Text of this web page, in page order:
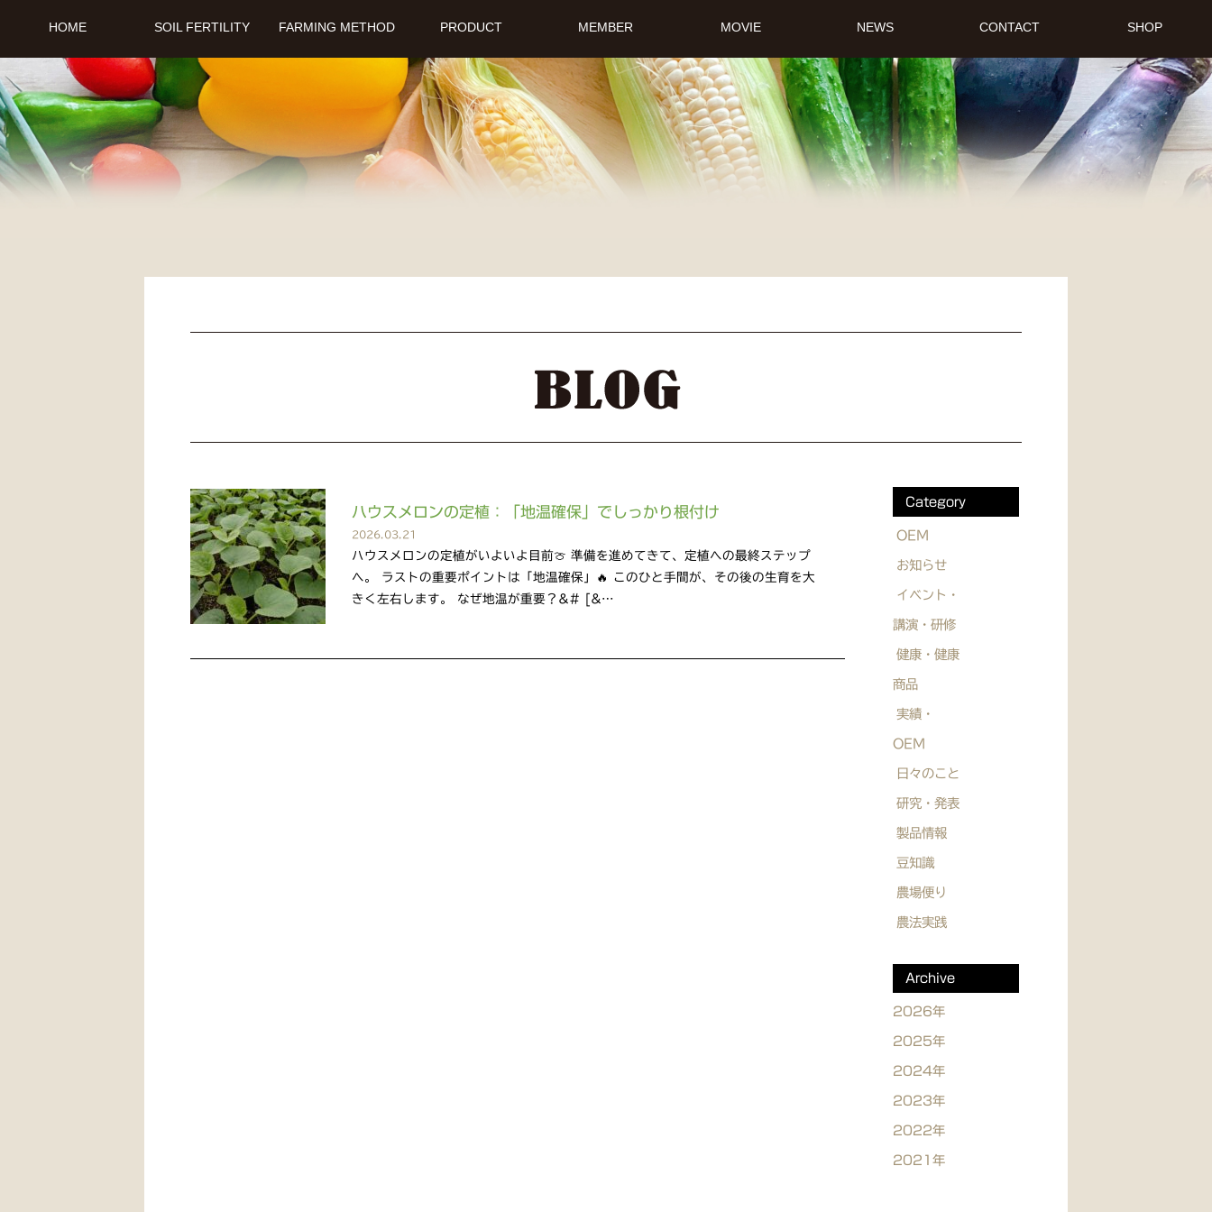
HOME SOIL FERTILITY FARMING METHOD PRODUCT MEMBER MOVIE NEWS CONTACT SHOP
ハウスメロンの定植：「地温確保」でしっかり根付け
2026.03.21
ハウスメロンの定植がいよいよ目前🍈 準備を進めてきて、定植への最終ステップ
へ。 ラストの重要ポイントは「地温確保」🔥 このひと手間が、その後の生育を大
きく左右します。 なぜ地温が重要？&# [&…
Category
OEM
お知らせ
イベント・
講演・研修
健康・健康
商品
実績・
OEM
日々のこと
研究・発表
製品情報
豆知識
農場便り
農法実践
Archive
2026年
2025年
2024年
2023年
2022年
2021年